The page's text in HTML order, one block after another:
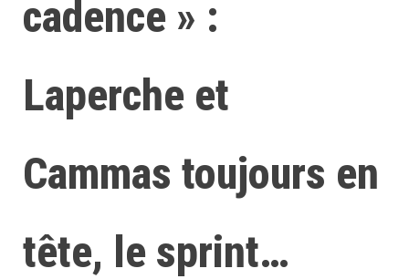
cadence » :
Laperche et
Cammas toujours en
tête, le sprint…